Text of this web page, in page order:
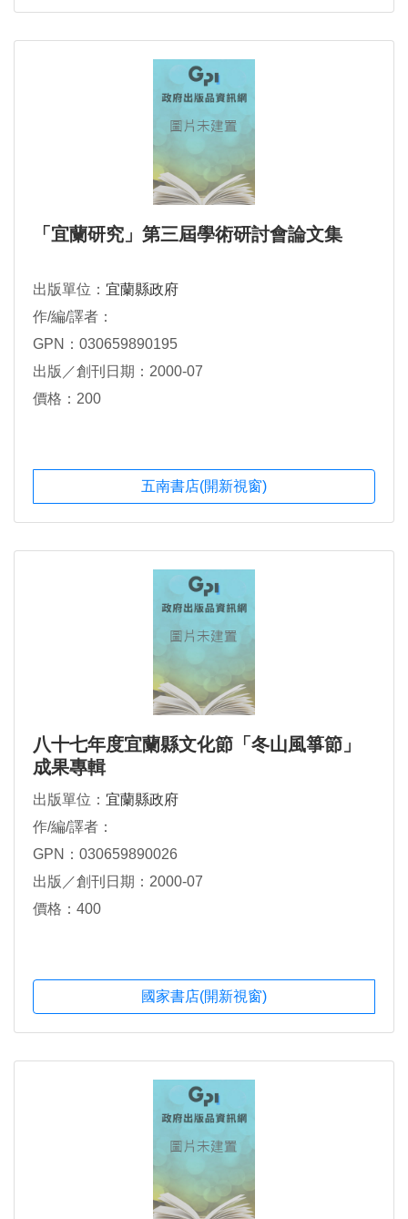
「宜蘭研究」第三屆學術研討會論文集
出版單位： 宜蘭縣政府
作/編/譯者：
GPN：030659890195
出版／創刊日期：2000-07
價格：200
五南書店(開新視窗)
八十七年度宜蘭縣文化節「冬山風箏節」
成果專輯
出版單位： 宜蘭縣政府
作/編/譯者：
GPN：030659890026
出版／創刊日期：2000-07
價格：400
國家書店(開新視窗)